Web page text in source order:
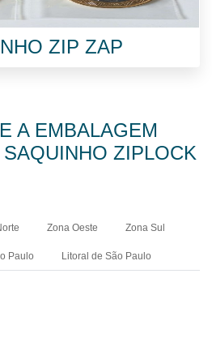
ZIP ZAP
A EMBALAGEM
ZIPLOCK
Zona Oeste Zona Sul
Paulo Litoral de São Paulo